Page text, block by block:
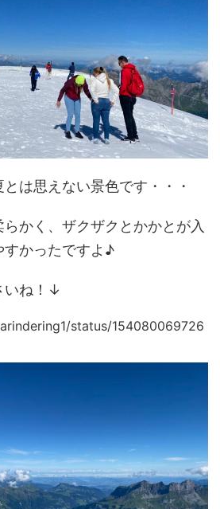
は思えない景色です・・・
かく、ザクザクとかかとが入
すかったですよ♪
いね！↓
status/154080069726